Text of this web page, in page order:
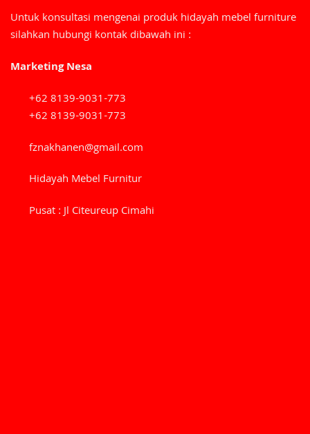
Untuk konsultasi mengenai produk hidayah mebel furniture
silahkan hubungi kontak dibawah ini :
Marketing Nesa
+62 8139-9031-773
+62 8139-9031-773
fznakhanen@gmail.com
Hidayah Mebel Furnitur
Pusat : Jl Citeureup Cimahi